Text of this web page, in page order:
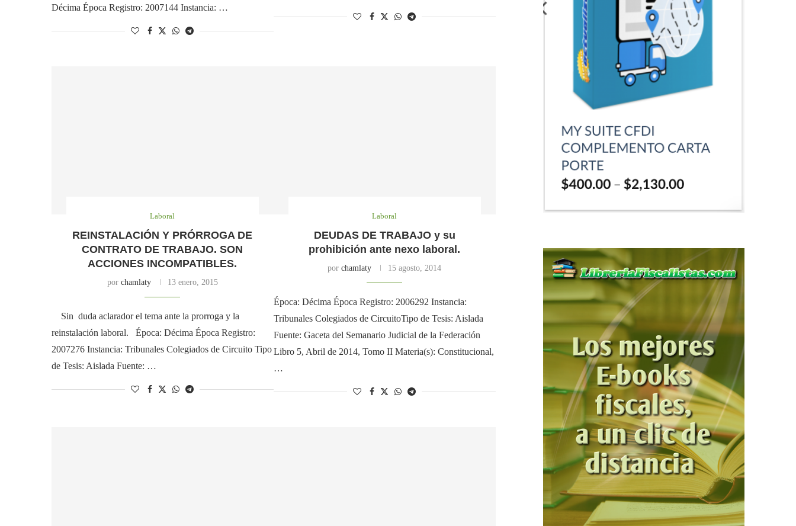
Décima Época Registro: 2007144 Instancia: …
Laboral
REINSTALACIÓN Y PRÓRROGA DE
CONTRATO DE TRABAJO. SON
ACCIONES INCOMPATIBLES.
por chamlaty 13 enero, 2015
Sin duda aclarador el tema ante la prorroga y la
reinstalación laboral. Época: Décima Época Registro:
2007276 Instancia: Tribunales Colegiados de Circuito Tipo
de Tesis: Aislada Fuente: …
Laboral
DEUDAS DE TRABAJO y su
prohibición ante nexo laboral.
porchamlaty 15 agosto, 2014
Época: Décima Época Registro: 2006292 Instancia:
Tribunales Colegiados de CircuitoTipo de Tesis: Aislada
Fuente: Gaceta del Semanario Judicial de la Federación
Libro 5, Abril de 2014, Tomo II Materia(s): Constitucional,
…